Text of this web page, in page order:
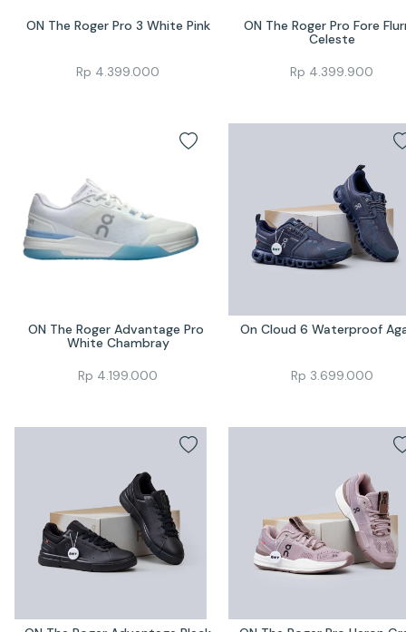
ON The Roger Pro 3 White Pink
Rp 4.399.000
ON The Roger Pro Fore
Celeste
Rp 4.399.900
ON The Roger Advantage Pro
White Chambray
Rp 4.199.000
On Cloud 6 Waterproof
Rp 3.699.000